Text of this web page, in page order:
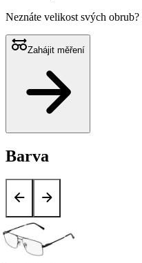
Neznáte velikost svých obrub?
Zahájit měření
Barva